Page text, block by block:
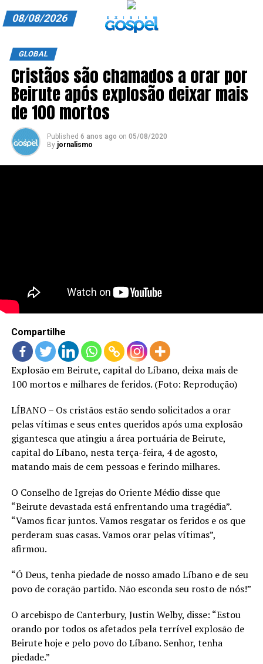
ANUNCIE CONOSCO
ASSINE
CARRINHO
EDITORIAL
08/08/2026
GLOBAL
Cristãos são chamados a orar por
Beirute após explosão deixar mais
de 100 mortos
Published 6 anos ago on 05/08/2020
By jornalismo
Compartilhe
Explosão em Beirute, capital do Líbano, deixa mais de
100 mortos e milhares de feridos. (Foto: Reprodução)
LÍBANO – Os cristãos estão sendo solicitados a orar
pelas vítimas e seus entes queridos após uma explosão
gigantesca que atingiu a área portuária de Beirute,
capital do Líbano, nesta terça-feira, 4 de agosto,
matando mais de cem pessoas e ferindo milhares.
O Conselho de Igrejas do Oriente Médio disse que
“Beirute devastada está enfrentando uma tragédia”.
“Vamos ficar juntos. Vamos resgatar os feridos e os que
perderam suas casas. Vamos orar pelas vítimas”,
afirmou.
“Ó Deus, tenha piedade de nosso amado Líbano e de seu
povo de coração partido. Não esconda seu rosto de nós!”
O arcebispo de Canterbury, Justin Welby, disse: “Estou
orando por todos os afetados pela terrível explosão de
Beirute hoje e pelo povo do Líbano. Senhor, tenha
piedade.”